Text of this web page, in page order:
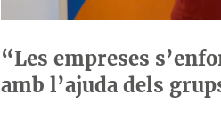
“Les empreses
amb l’ajuda dels